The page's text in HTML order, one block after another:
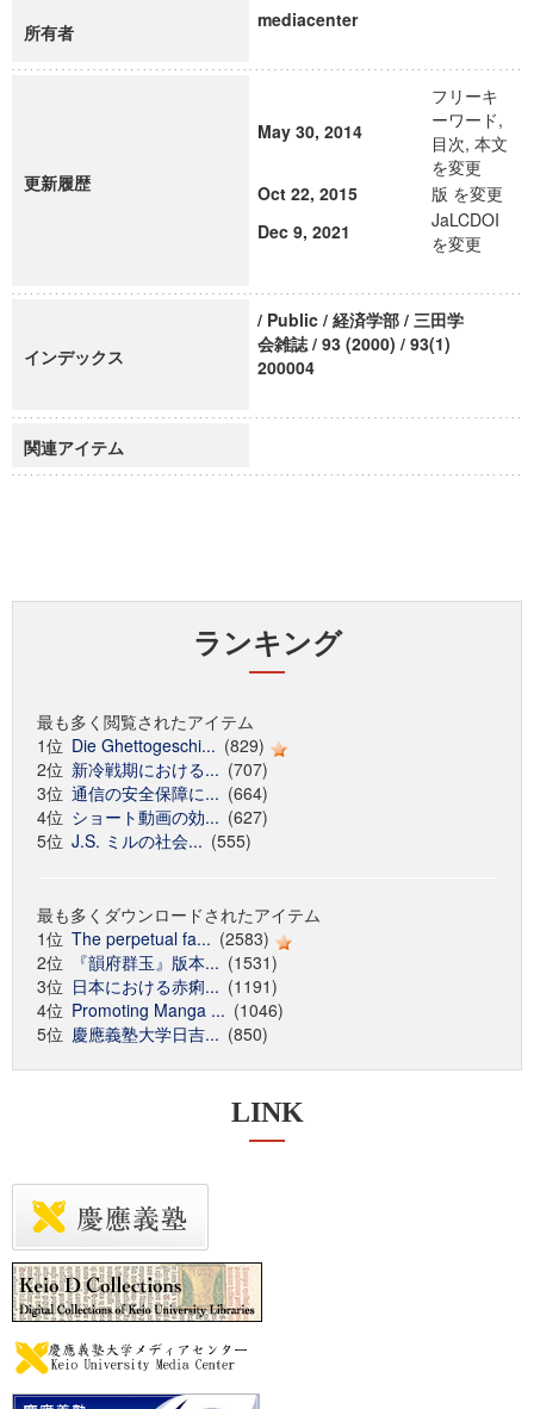
所有者
mediacenter
更新履歴
May 30, 2014
フリーキ
ーワード,
目次, 本文
を変更
Oct 22, 2015
版 を変更
Dec 9, 2021
JaLCDOI
を変更
インデックス
/ Public / 経済学部 / 三田学
会雑誌 / 93 (2000) / 93(1)
200004
関連アイテム
ランキング
最も多く閲覧されたアイテム
1位 Die Ghettogeschi... (829)
2位 新冷戦期における... (707)
3位 通信の安全保障に... (664)
4位 ショート動画の効... (627)
5位 J.S. ミルの社会... (555)
最も多くダウンロードされたアイテム
1位 The perpetual fa... (2583)
2位
『韻府群玉』版本... (1531)
3位 日本における赤痢... (1191)
4位 Promoting Manga ... (1046)
5位 慶應義塾大学日吉... (850)
LINK